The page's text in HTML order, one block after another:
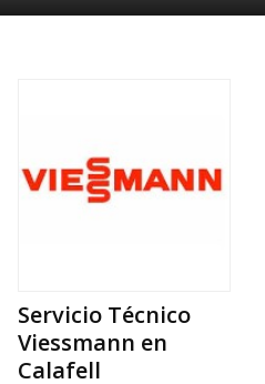
Servicio Técnico
Viessmann en
Calafell